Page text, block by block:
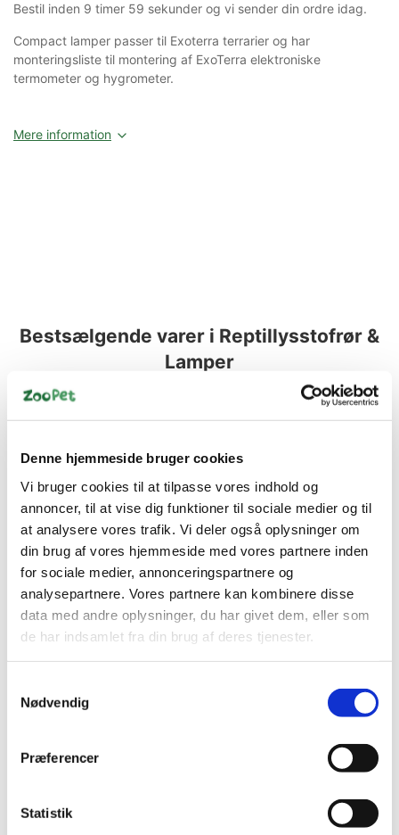
Denne hjemmeside bruger cookies
Vi bruger cookies til at tilpasse vores indhold og
annoncer, til at vise dig funktioner til sociale medier og til
at analysere vores trafik. Vi deler også oplysninger om
din brug af vores hjemmeside med vores partnere inden
for sociale medier, annonceringspartnere og
analysepartnere. Vores partnere kan kombinere disse
data med andre oplysninger, du har givet dem, eller som
de har indsamlet fra din brug af deres tjenester.
Nødvendig
Præferencer
Statistik
Bestil inden 9 timer 59 sekunder og vi sender din ordre idag.
Compact lamper passer til Exoterra terrarier og har
monteringsliste til montering af ExoTerra elektroniske
termometer og hygrometer.
Mere information
Bestsælgende varer i Reptillysstofrør &
Lamper
79541505
Pære Solar UVA&UVB
125W
DKK 255,00
Pære Solar UVA&UVB
80W
DKK 245,00
Køb nu